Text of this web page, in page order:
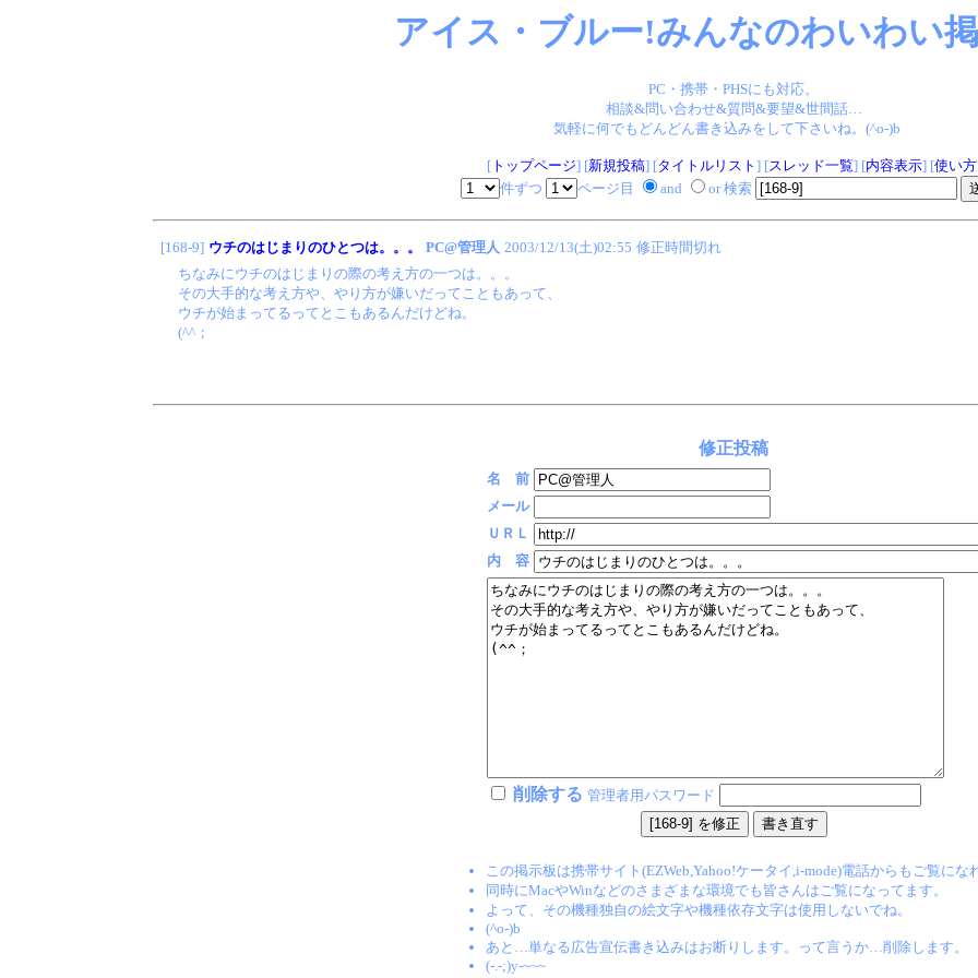
アイス・ブルー!みんなのわいわい
PC・携帯・PHSにも対応。
相談&問い合わせ&質問&要望&世間話…
気軽に何でもどんどん書き込みをして下さいね。(^o-)b
[トップページ] [新規投稿] [タイトルリスト ] [スレッド一覧] [内容表示] [使い方
件ずつ
ページ目 and or 検索
[168-9] ウチのはじまりのひとつは。。。 PC@管理人 2003/12/13(土)02:55 修正時間切れ
ちなみにウチのはじまりの際の考え方の一つは。。。
その大手的な考え方や、やり方が嫌いだってこともあって、
ウチが始まってるってとこもあるんだけどね。
(^^；
修正投稿
名 前
メール
ＵＲＬ
内 容
削除する 管理者用パスワード
この掲示板は携帯サイト(EZWeb,Yahoo!ケータイ,i-mode)電話からもご覧にな
同時にMacやWinなどのさまざまな環境でも皆さんはご覧になってます。
よって、その機種独自の絵文字や機種依存文字は使用しないでね。
(^o-)b
あと…単なる広告宣伝書き込みはお断りします。って言うか…削除します。
(-.-;)y-~~~